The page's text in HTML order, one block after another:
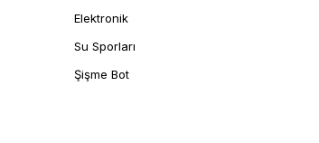
Elektronik
Su Sporları
Şişme Bot